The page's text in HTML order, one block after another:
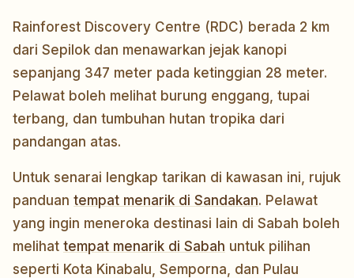
Rainforest Discovery Centre (RDC) berada 2 km
dari Sepilok dan menawarkan jejak kanopi
sepanjang 347 meter pada ketinggian 28 meter.
Pelawat boleh melihat burung enggang, tupai
terbang, dan tumbuhan hutan tropika dari
pandangan atas.
Untuk senarai lengkap tarikan di kawasan ini, rujuk
panduan tempat menarik di Sandakan. Pelawat
yang ingin meneroka destinasi lain di Sabah boleh
melihat tempat menarik di Sabah untuk pilihan
seperti Kota Kinabalu, Semporna, dan Pulau